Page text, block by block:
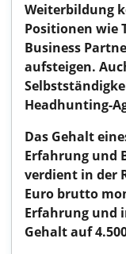
Weiterbildung
Positionen wie
Business
aufsteigen.
Headhunting-
Das Gehalt
Erfahrung und
verdient in der
Euro brutto
Erfahrung und
Gehalt auf